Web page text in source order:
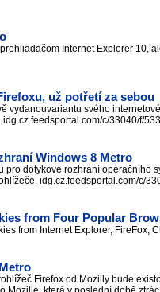
Internet Explorer 10,
už potřetí za sebou
vydanouvariantu svého
c/33040/f/
Windows 8 Metro
pro dotykové rozhraní operačního
idg.cz.feedsportal.com/c/
from Four Popular
from Internet Explorer, FireFox,
Firefox od Mozilly bude